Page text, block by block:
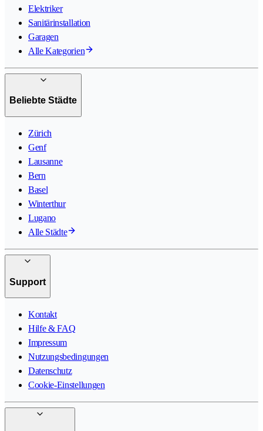
Elektriker
Sanitärinstallation
Garagen
Alle Kategorien
Beliebte Städte
Zürich
Genf
Lausanne
Bern
Basel
Winterthur
Lugano
Alle Städte
Support
Kontakt
Hilfe & FAQ
Impressum
Nutzungsbedingungen
Datenschutz
Cookie-Einstellungen